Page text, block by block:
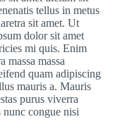
tellus in metus
sit amet. Ut
dolor sit amet
mi quis. Enim
massa massa
quam adipiscing
mauris a. Mauris
purus viverra
nunc congue nisi